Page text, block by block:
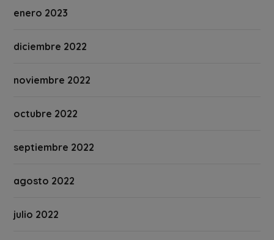
enero 2023
diciembre 2022
noviembre 2022
octubre 2022
septiembre 2022
agosto 2022
julio 2022